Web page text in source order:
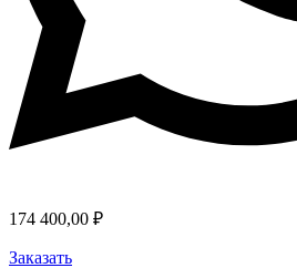
174 400,00 ₽
Заказать